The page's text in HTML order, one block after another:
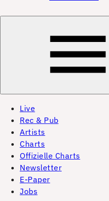
Live
Rec & Pub
Artists
Charts
Offizielle Charts
Newsletter
E-Paper
Jobs